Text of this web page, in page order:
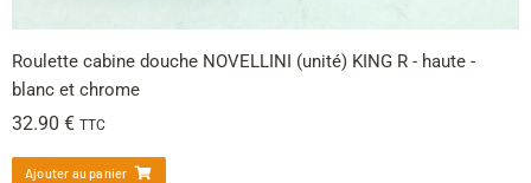
Roulette cabine douche NOVELLINI (unité) KING R - haute -
blanc et chrome
32.90 € TTC
Ajouter au panier